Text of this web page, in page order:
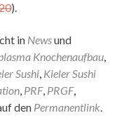
).
in Newsund
Knochenaufbau,
Sushi, Kieler Sushi
, PRF, PRGF,
den Permanentlink.